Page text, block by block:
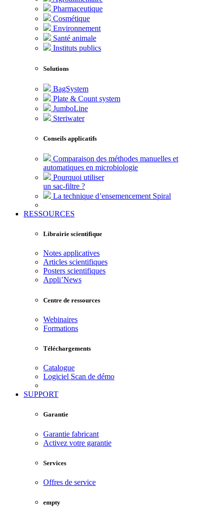
Pharmaceutique
Cosmétique
Environnement
Santé animale
Instituts publics
Solutions
BagSystem
Plate & Count system
JumboLine
Steriwater
Conseils applicatifs
Comparaison des méthodes manuelles et
automatiques en microbiologie
Pourquoi utiliser
un sac-filtre ?
La technique d’ensemencement Spiral
RESSOURCES
Librairie scientifique
Notes applicatives
Articles scientifiques
Posters scientifiques
Appli’News
Centre de ressources
Webinaires
Formations
Téléchargements
Catalogue
Logiciel Scan de démo
SUPPORT
Garantie
Garantie fabricant
Activez votre garantie
Services
Offres de service
empty